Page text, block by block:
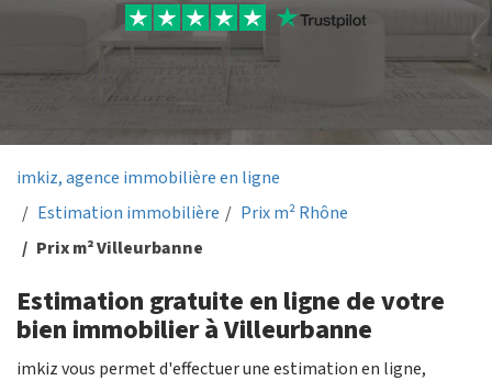
imkiz, agence immobilière en ligne
Estimation immobilière
Prix m² Rhône
Prix m² Villeurbanne
Estimation gratuite en ligne de votre
bien immobilier à Villeurbanne
imkiz vous permet d'effectuer une estimation en ligne,